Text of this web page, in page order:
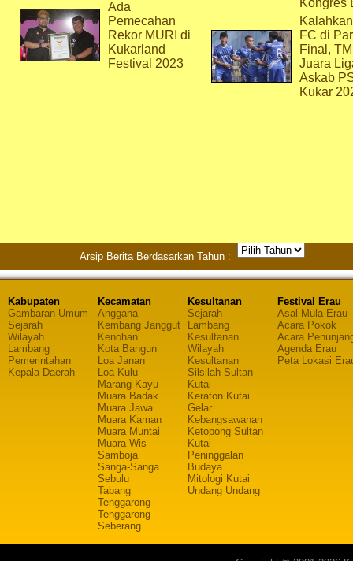
Ada
Pemecahan
Rekor MURI di
Kukarland
Festival 2023
Kongres
FC di
Final,
Juara
Askab
Kukar
Arsip Berita Berdasarkan Tahun :
Kabupaten
Gambaran Umum
Sejarah
Wilayah
Lambang
Pemerintahan
Kepala Daerah
Kecamatan
Anggana
Kembang Janggut
Kenohan
Kota Bangun
Loa Janan
Loa Kulu
Marang Kayu
Muara Badak
Muara Jawa
Muara Kaman
Muara Muntai
Muara Wis
Samboja
Sanga-Sanga
Sebulu
Tabang
Tenggarong
Tenggarong
Seberang
Kesultanan
Sejarah
Lambang
Kesultanan
Wilayah
Kesultanan
Silsilah Sultan
Kutai
Keraton Kutai
Gelar
Kebangsawanan
Ketopong Sultan
Kutai
Peninggalan
Budaya
Mitologi Kutai
Undang Undang
Festival Erau
Asal Mula Erau
Acara Pokok
Acara
Agenda Erau
Peta Lokasi